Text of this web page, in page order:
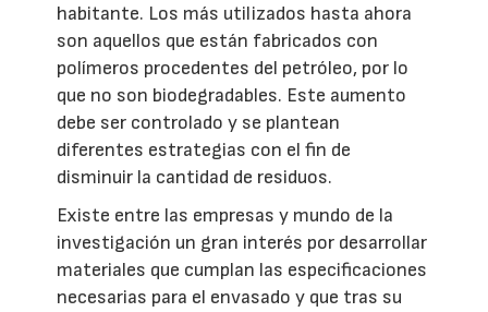
habitante. Los más utilizados hasta ahora
son aquellos que están fabricados con
polímeros procedentes del petróleo, por lo
que no son biodegradables. Este aumento
debe ser controlado y se plantean
diferentes estrategias con el fin de
disminuir la cantidad de residuos.
Existe entre las empresas y mundo de la
investigación un gran interés por desarrollar
materiales que cumplan las especificaciones
necesarias para el envasado y que tras su